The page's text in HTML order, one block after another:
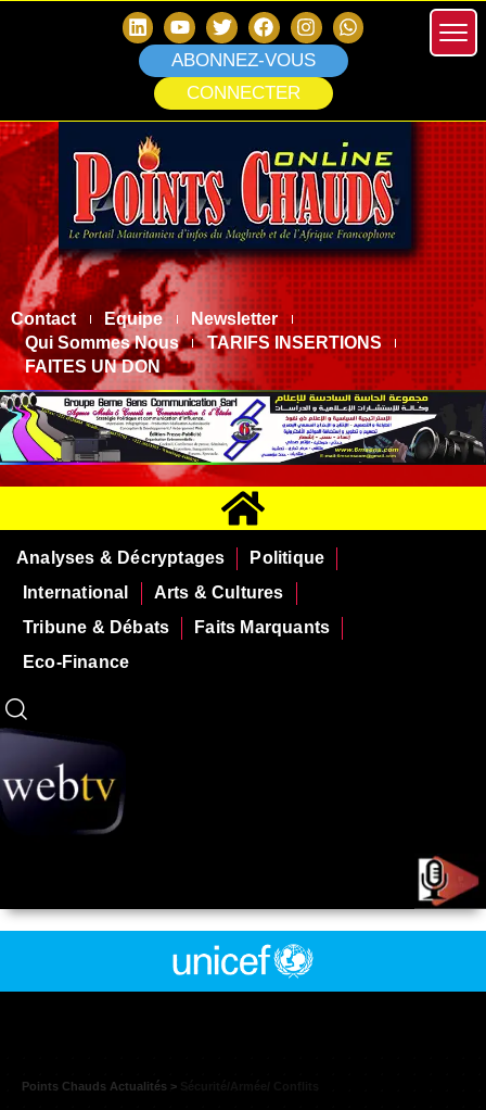
ABONNEZ-VOUS
CONNECTER
Contact Equipe
Newsletter
Qui Sommes Nous
TARIFS INSERTIONS
FAITES UN DON
Analyses & Décryptages
Politique
International
Arts & Cultures
Tribune & Débats
Faits Marquants
Eco-Finance
Points Chauds Actualités >